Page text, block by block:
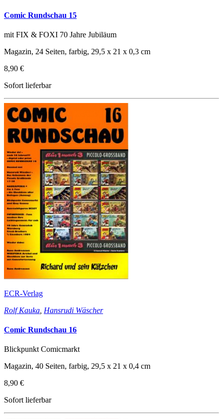
Comic Rundschau 15
mit FIX & FOXI 70 Jahre Jubiläum
Magazin, 24 Seiten, farbig, 29,5 x 21 x 0,3 cm
8,90 €
Sofort lieferbar
ECR-Verlag
Rolf Kauka Hansrudi Wäscher
Comic Rundschau 16
Blickpunkt Comicmarkt
Magazin, 40 Seiten, farbig, 29,5 x 21 x 0,4 cm
8,90 €
Sofort lieferbar